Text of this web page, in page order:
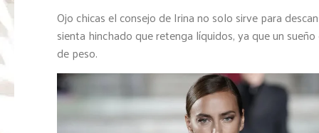
Ojo chicas el consejo de Irina no solo sirve para
sienta hinchado que retenga líquidos, ya que un
de peso.